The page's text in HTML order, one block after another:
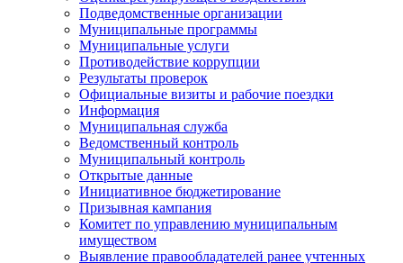
Подведомственные организации
Муниципальные программы
Муниципальные услуги
Противодействие коррупции
Результаты проверок
Официальные визиты и рабочие поездки
Информация
Муниципальная служба
Ведомственный контроль
Муниципальный контроль
Открытые данные
Инициативное бюджетирование
Призывная кампания
Комитет по управлению муниципальным
имуществом
Выявление правообладателей ранее учтенных